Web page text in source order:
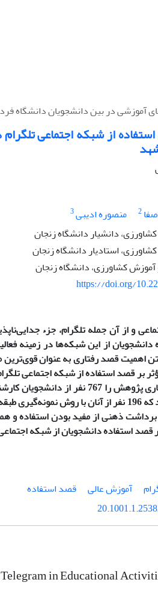
آموزشی در بین دانشجویان دانشگاه
از شبکه اجتماعی
2 منصوره ادیبی3
دانشیار دانشگاه زنجان
استادیار دانشگاه زنجان
کشاورزی، دانشگاه زنجان
https://doi.org/
و از آن جمله تلگرام، جزء
از این شبکه‌ها در زمینه
اهمیت قصد رفتاری به عنوان قوی‌‌ترین
بر قصد استفاده از شبکه اجتماعی
گرفته است. جامعه آماری پژوهش
مشهد تشکیل داده‌اند که 196 نفر از آنان با
ذهنی از مفید بودن استفاده و
قصد استفاده دانشجویان از شبکه
آموزش عالی
قصد استفاده
in Educational